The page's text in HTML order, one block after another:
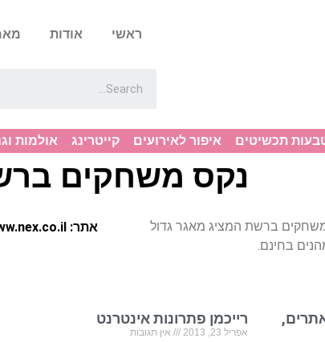
ראשי אודות
תכשיטים איפור לאירועים קייטרינג אולמות
נקס משחקים
ברשת המציג מאגר גדול
בחינם.
אתר: http://www.nex.co.il
רייכמן פתרונות אינטרנט
אפריל 23, 2013 אין תגובות